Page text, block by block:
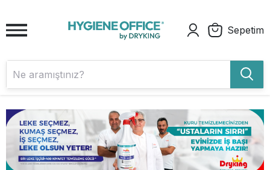
Sepetim